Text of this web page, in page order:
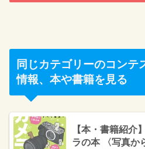
同じカテゴリーのコンテ
情報、本や書籍を見る
【本・書籍紹介
ラの本 〈写真か